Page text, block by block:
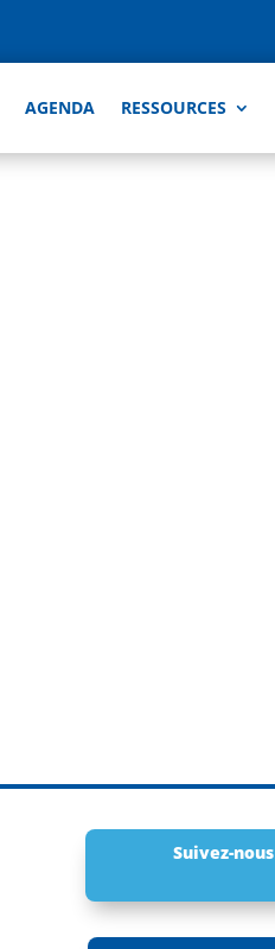
AGENDA RESSOURCES
Suivez-nous